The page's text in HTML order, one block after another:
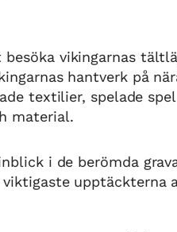
besöka vikingarnas
hantverk på
textilier, spelade
material.
i de berömda
upptäckterna